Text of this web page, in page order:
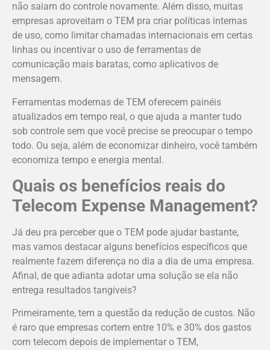
não saiam do controle novamente. Além disso, muitas
empresas aproveitam o TEM pra criar políticas internas
de uso, como limitar chamadas internacionais em certas
linhas ou incentivar o uso de ferramentas de
comunicação mais baratas, como aplicativos de
mensagem.
Ferramentas modernas de TEM oferecem painéis
atualizados em tempo real, o que ajuda a manter tudo
sob controle sem que você precise se preocupar o tempo
todo. Ou seja, além de economizar dinheiro, você também
economiza tempo e energia mental.
Quais os benefícios reais do
Telecom Expense Management?
Já deu pra perceber que o TEM pode ajudar bastante,
mas vamos destacar alguns benefícios específicos que
realmente fazem diferença no dia a dia de uma empresa.
Afinal, de que adianta adotar uma solução se ela não
entrega resultados tangíveis?
Primeiramente, tem a questão da redução de custos. Não
é raro que empresas cortem entre 10% e 30% dos gastos
com telecom depois de implementar o TEM,